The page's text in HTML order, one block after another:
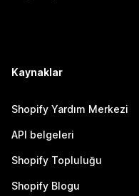
Kaynaklar
Shopify Yardım Merkezi
API belgeleri
Shopify Topluluğu
Shopify Blogu